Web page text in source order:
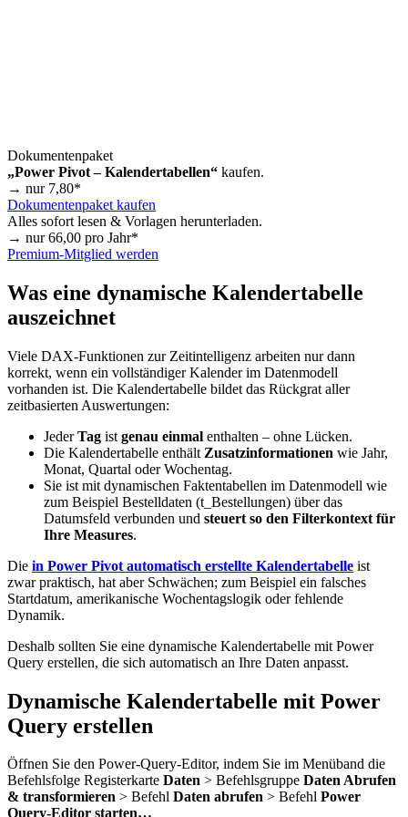
Dokumentenpaket
„Power Pivot – Kalendertabellen“ kaufen.
→ nur 7,80*
Dokumentenpaket kaufen
Alles sofort lesen & Vorlagen herunterladen.
→ nur66,00 pro Jahr*
Premium-Mitglied werden
Was eine dynamische Kalendertabelle
auszeichnet
Viele DAX-Funktionen zur Zeitintelligenz arbeiten nur dann
korrekt, wenn ein vollständiger Kalender im Datenmodell
vorhanden ist. Die Kalendertabelle bildet das Rückgrat aller
zeitbasierten Auswertungen:
JederTag ist genau einmal enthalten – ohne Lücken.
Die Kalendertabelle enthält Zusatzinformationen wie Jahr,
Monat, Quartal oder Wochentag.
Sie ist mit dynamischen Faktentabellen im Datenmodell wie
zum Beispiel Bestelldaten (t_Bestellungen) über das
Datumsfeld verbunden und steuert so den Filterkontext für
Ihre Measures.
Die in Power Pivot automatisch erstellte Kalendertabelle ist
zwar praktisch, hat aber Schwächen; zum Beispiel ein falsches
Startdatum, amerikanische Wochentagslogik oder fehlende
Dynamik.
Deshalb sollten Sie eine dynamische Kalendertabelle mit Power
Query erstellen, die sich automatisch an Ihre Daten anpasst.
Dynamische Kalendertabelle mit Power
Query erstellen
Öffnen Sie den Power-Query-Editor, indem Sie im Menüband die
Befehlsfolge Registerkarte Daten > Befehlsgruppe Daten Abrufen
& transformieren > Befehl Daten abrufen > Befehl Power
Query-Editor starten…